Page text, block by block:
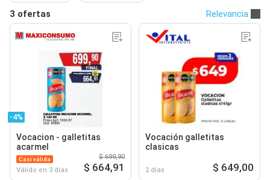
3 ofertas
Relevancia
-4%
Vocacion - galletitas
acarmel
Casi válida
Válido en 3 días
$ 699,90
$ 664,91
Vocación galletitas
clasicas
2 días $ 649,00